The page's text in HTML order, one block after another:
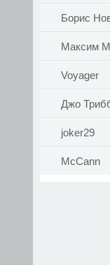
Борис
Максим
Voyager
Джо
joker29
McCann